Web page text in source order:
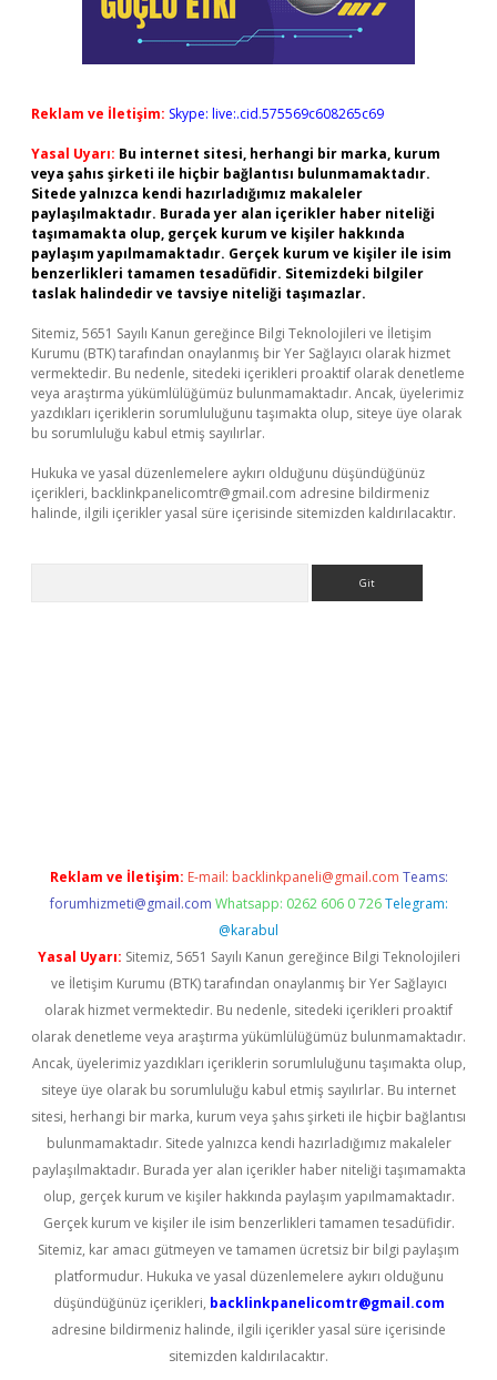
Reklam ve İletişim: Skype: live:.cid.575569c608265c69
Yasal Uyarı: Bu internet sitesi, herhangi bir marka, kurum
veya şahıs şirketi ile hiçbir bağlantısı bulunmamaktadır.
Sitede yalnızca kendi hazırladığımız makaleler
paylaşılmaktadır. Burada yer alan içerikler haber niteliği
taşımamakta olup, gerçek kurum ve kişiler hakkında
paylaşım yapılmamaktadır. Gerçek kurum ve kişiler ile isim
benzerlikleri tamamen tesadüfidir. Sitemizdeki bilgiler
taslak halindedir ve tavsiye niteliği taşımazlar.
Sitemiz, 5651 Sayılı Kanun gereğince Bilgi Teknolojileri ve İletişim
Kurumu (BTK) tarafından onaylanmış bir Yer Sağlayıcı olarak hizmet
vermektedir. Bu nedenle, sitedeki içerikleri proaktif olarak denetleme
veya araştırma yükümlülüğümüz bulunmamaktadır. Ancak, üyelerimiz
yazdıkları içeriklerin sorumluluğunu taşımakta olup, siteye üye olarak
bu sorumluluğu kabul etmiş sayılırlar.
Hukuka ve yasal düzenlemelere aykırı olduğunu düşündüğünüz
içerikleri, backlinkpanelicomtr@gmail.com adresine bildirmeniz
halinde, ilgili içerikler yasal süre içerisinde sitemizden kaldırılacaktır.
Reklam ve İletişim: E-mail: backlinkpaneli@gmail.com Teams:
forumhizmeti@gmail.com Whatsapp: 0262 606 0 726 Telegram:
@karabul
Yasal Uyarı: Sitemiz, 5651 Sayılı Kanun gereğince Bilgi Teknolojileri
ve İletişim Kurumu (BTK) tarafından onaylanmış bir Yer Sağlayıcı
olarak hizmet vermektedir. Bu nedenle, sitedeki içerikleri proaktif
olarak denetleme veya araştırma yükümlülüğümüz bulunmamaktadır.
Ancak, üyelerimiz yazdıkları içeriklerin sorumluluğunu taşımakta olup,
siteye üye olarak bu sorumluluğu kabul etmiş sayılırlar. Bu internet
sitesi, herhangi bir marka, kurum veya şahıs şirketi ile hiçbir bağlantısı
bulunmamaktadır. Sitede yalnızca kendi hazırladığımız makaleler
paylaşılmaktadır. Burada yer alan içerikler haber niteliği taşımamakta
olup, gerçek kurum ve kişiler hakkında paylaşım yapılmamaktadır.
Gerçek kurum ve kişiler ile isim benzerlikleri tamamen tesadüfidir.
Sitemiz, kar amacı gütmeyen ve tamamen ücretsiz bir bilgi paylaşım
platformudur. Hukuka ve yasal düzenlemelere aykırı olduğunu
düşündüğünüz içerikleri, backlinkpanelicomtr@gmail.com
adresine bildirmeniz halinde, ilgili içerikler yasal süre içerisinde
sitemizden kaldırılacaktır.